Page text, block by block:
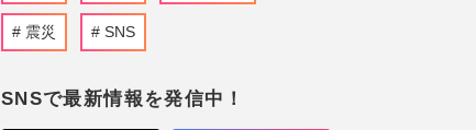
震災 SNS
SNSで最新情報を発信中！